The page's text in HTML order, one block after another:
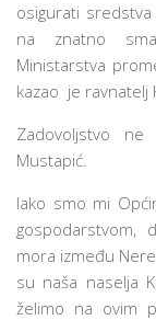
osigurati
na znatno
Ministarstva
kazao je ravnatelj
Zadovoljstvo
Mustapić.
Iako smo mi
gospodarstvom,
mora između
su naša naselja
želimo na ovim